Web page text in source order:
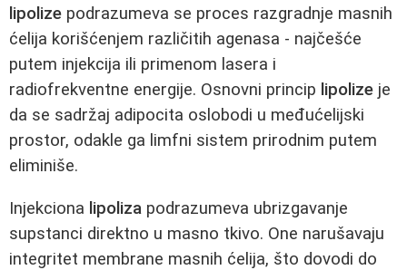
lipolize podrazumeva se proces razgradnje masnih
ćelija korišćenjem različitih agenasa - najčešće
putem injekcija ili primenom lasera i
radiofrekventne energije. Osnovni princip lipolize je
da se sadržaj adipocita oslobodi u međućelijski
prostor, odakle ga limfni sistem prirodnim putem
eliminiše.
Injekciona lipoliza podrazumeva ubrizgavanje
supstanci direktno u masno tkivo. One narušavaju
integritet membrane masnih ćelija, što dovodi do